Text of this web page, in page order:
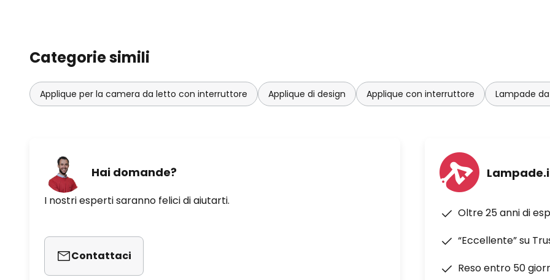
Categorie simili
Applique per la camera da letto con interruttore Applique di design Applique con interruttore Lampade
Hai domande?
I nostri esperti saranno felici di aiutarti.
Contattaci
Oltre 25 anni di
“Eccellente” su
Reso entro 50